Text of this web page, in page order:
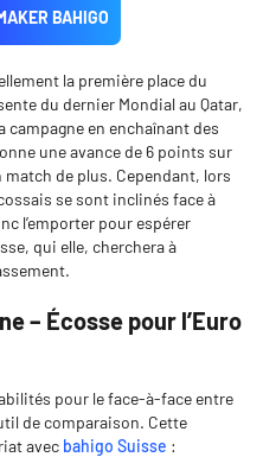
BAHIGO
la première place du
du dernier Mondial au Qatar,
campagne en enchaînant des
une avance de 6 points sur
match de plus. Cependant, lors
se sont inclinés face à
l’emporter pour espérer
qui elle, cherchera à
– Écosse pour l’Euro
pour le face-à-face entre
de comparaison. Cette
avec bahigo Suisse :